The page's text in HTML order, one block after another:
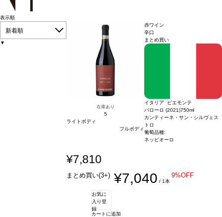
表示順
新着順
▼
在庫あり
5
ライトボディ
フルボディ
赤ワイン
辛口
まとめ買い
イタリア ピエモンテ
バローロ (2021)750ml
カンティーネ・サン・シルヴェス
トロ
葡萄品種:
ネッビオーロ
¥7,810
まとめ買い(3+) ¥7,040 / 1本
9%OFF
お気に
入り登
録
カートに追加